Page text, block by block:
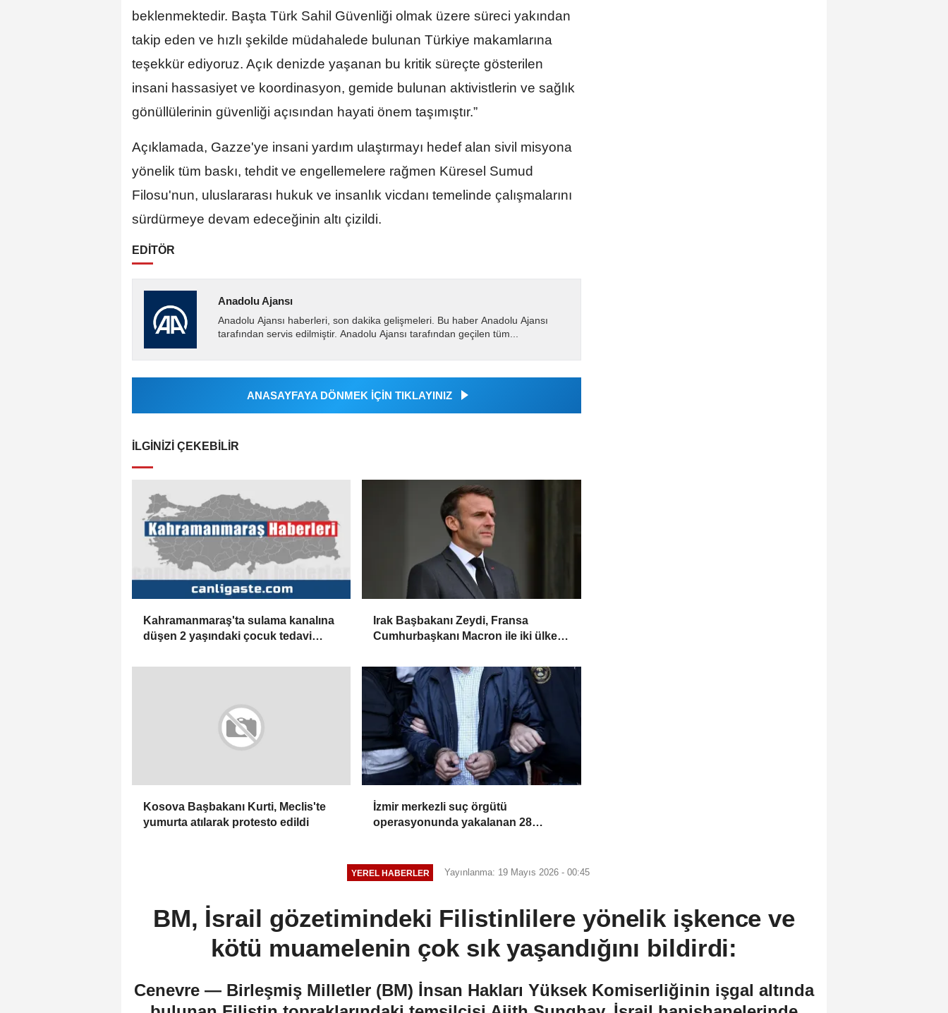
beklenmektedir. Başta Türk Sahil Güvenliği olmak üzere süreci yakından
takip eden ve hızlı şekilde müdahalede bulunan Türkiye makamlarına
teşekkür ediyoruz. Açık denizde yaşanan bu kritik süreçte gösterilen
insani hassasiyet ve koordinasyon, gemide bulunan aktivistlerin ve sağlık
gönüllülerinin güvenliği açısından hayati önem taşımıştır.”
Açıklamada, Gazze'ye insani yardım ulaştırmayı hedef alan sivil misyona
yönelik tüm baskı, tehdit ve engellemelere rağmen Küresel Sumud
Filosu'nun, uluslararası hukuk ve insanlık vicdanı temelinde çalışmalarını
sürdürmeye devam edeceğinin altı çizildi.
EDİTÖR
Anadolu Ajansı
Anadolu Ajansı haberleri, son dakika gelişmeleri. Bu haber Anadolu Ajansı
tarafından servis edilmiştir. Anadolu Ajansı tarafından geçilen tüm...
ANASAYFAYA DÖNMEK İÇİN TIKLAYINIZ
İLGINIZI ÇEKEBILIR
Kahramanmaraş'ta sulama kanalına
düşen 2 yaşındaki çocuk tedavi
Irak Başbakanı Zeydi, Fransa
Cumhurbaşkanı Macron ile iki ülke
Kosova Başbakanı Kurti, Meclis'te
yumurta atılarak protesto edildi
İzmir merkezli suç örgütü
operasyonunda yakalanan 28
YEREL HABERLER Yayınlanma: 19 Mayıs 2026 - 00:45
BM, İsrail gözetimindeki Filistinlilere yönelik işkence ve
kötü muamelenin çok sık yaşandığını bildirdi:
Cenevre — Birleşmiş Milletler (BM) İnsan Hakları Yüksek Komiserliğinin işgal altında